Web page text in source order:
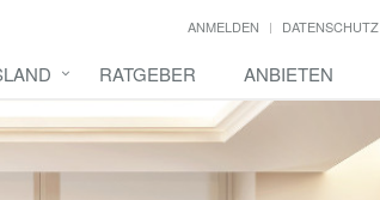
ANMELDEN DATENSCHUTZ
RATGEBER ANBIETEN